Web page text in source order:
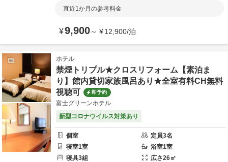
直近1か月の参考料金
¥9,900～ ¥12,900/泊
ホテル
禁煙トリプル★クロスリフォーム【素泊ま
り】館内貸切家族風呂あり★全室有料CH無料
視聴可
即予約
富士グリーンホテル
新型コロナウイルス対策あり
個室 定員3名
寝室1室 浴室1室
寝具3組 広さ26㎡